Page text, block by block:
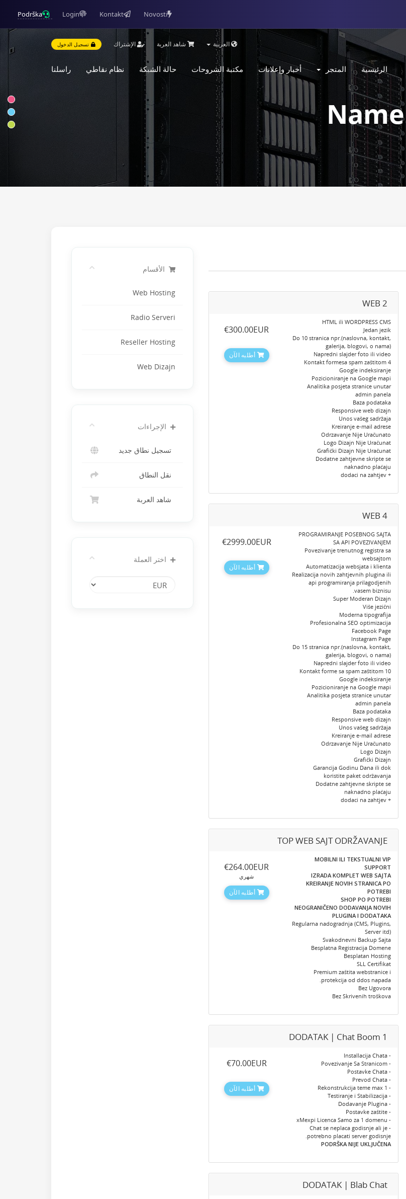
Novosti
Kontakt
Login
Podrška
العربية شاهد العربة الإشتراك تسجيل الدخول
الرئيسية المتجر أخبار وإعلانات مكتبة الشروحات حالة الشبكة نظام نقاطي راسلنا
الأقسام
Web Hosting
Radio Serveri
Reseller Hosting
Web Dizajn
الإجراءات
تسجيل نطاق جديد
نقل النطاق
شاهد العربة
اختر العملة
WEB 2
HTML ili WORDPRESS CMS
Jedan jezik
Do 10 stranica npr.(naslovna, kontakt,
galerija, blogovi, o nama)
Napredni slajder foto ili video
4 Kontakt formesa spam zaštitom
Google indeksiranje
Pozicioniranje na Google mapi
Analitika posjeta stranice unutar
admin panela
Baza podataka
Responsive web dizajn
Unos vašeg sadržaja
Kreiranje e-mail adrese
Odrzavanje Nije Uračunato
Logo Dizajn Nije Uračunat
Grafički Dizajn Nije Uračunat
Dodatne zahtjevne skripte se
naknadno plaćaju
+ dodaci na zahtjev
‎€300.00EUR
أطلبه الآن
WEB 4
PROGRAMIRANJE POSEBNOG SAJTA
SA API POVEZIVANJEM
Povezivanje trenutnog registra sa
websajtom
Automatizacija websjata i klienta
Realizacija novih zahtjevnih plugina ili
api programiranja prilagodjenih
vasem biznisu.
Super Moderan Dizajn
Više jezični
Moderna tipografija
Profesionalna SEO optimizacija
Facebook Page
Instagram Page
Do 15 stranica npr.(naslovna, kontakt,
galerija, blogovi, o nama)
Napredni slajder foto ili video
10 Kontakt forme sa spam zaštitom
Google indeksiranje
Pozicioniranje na Google mapi
Analitika posjeta stranice unutar
admin panela
Baza podataka
Responsive web dizajn
Unos vašeg sadržaja
Kreiranje e-mail adrese
Odrzavanje Nije Uračunato
Logo Dizajn
Grafički Dizajn
Garancija Godinu Dana ili dok
koristite paket održavanja
Dodatne zahtjevne skripte se
naknadno plaćaju
+ dodaci na zahtjev
‎€2999.00EUR
أطلبه الآن
TOP WEB SAJT ODRŽAVANJE
MOBILNI ILI TEKSTUALNI VIP
SUPPORT
IZRADA KOMPLET WEB SAJTA
KREIRANJE NOVIH STRANICA PO
POTREBI
SHOP PO POTREBI
NEOGRANIČENO DODAVANJA NOVIH
PLUGINA I DODATAKA
Regularna nadogradnja (CMS, Plugins,
Server itd)
Svakodnevni Backup Sajta
Besplatna Registracija Domene
Besplatan Hosting
SLL Certifikat
Premium zaštita webstranice i
protekcija od ddos napada.
Bez Ugovora
Bez Skrivenih troškova
‎€264.00EUR
شهري
أطلبه الآن
DODATAK | Chat Boom 1
- Installacija Chata
- Povezivanje Sa Stranicom
- Postavke Chata
- Prevod Chata
- Rekonstrukcija teme max 1
- Testiranje i Stabilizacija
- Dodavanje Plugina
- Postavke zaštite
- xMexpi Licenca Samo za 1 domenu
- Chat se neplaca godisnje ali je
potrebno placati server godisnje.
PODRŠKA NIJE UKLJUČENA
‎€70.00EUR
أطلبه الآن
DODATAK | Blab Chat